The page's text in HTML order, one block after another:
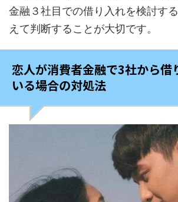
金融３社目での借り入れを検討す
えて判断することが大切です。
恋人が消費者金融で3社から借
いる場合の対処法